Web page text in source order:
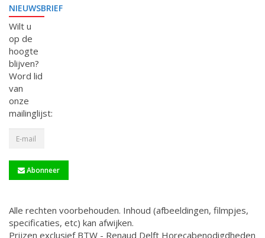
NIEUWSBRIEF
Wilt u
op de
hoogte
blijven?
Word lid
van
onze
mailinglijst:
Abonneer
Alle rechten voorbehouden. Inhoud (afbeeldingen, filmpjes,
specificaties, etc) kan afwijken.
Prijzen exclusief BTW - Renaud Delft Horecabenodigdheden